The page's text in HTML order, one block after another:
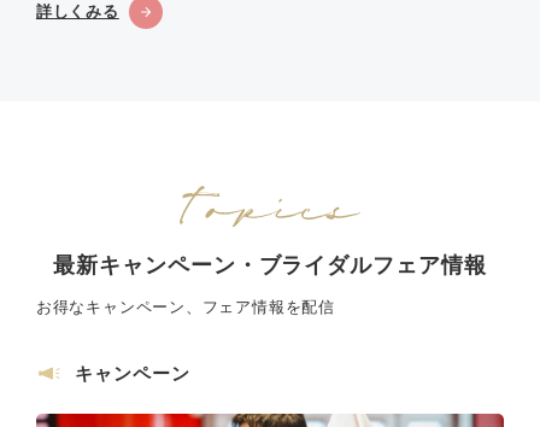
詳しくみる
最新キャンペーン・ブライダルフェア情報
お得なキャンペーン、フェア情報を配信
キャンペーン